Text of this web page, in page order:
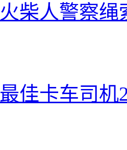
火柴人警察绳
最佳卡车司机